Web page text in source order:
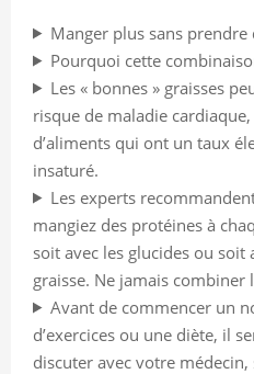
Manger plus sans prendre
Pourquoi cette
Les « bonnes » graisses
risque de maladie
d’aliments qui ont un taux
insaturé.
Les experts
mangiez des protéines à
soit avec les glucides ou soit
graisse. Ne jamais combiner
Avant de commencer un
d’exercices ou une diète, il
discuter avec votre